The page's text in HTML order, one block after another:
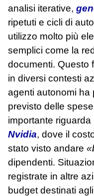
analisi iterative,
ripetuti e cicli di
utilizzo molto più
semplici come la
documenti. Questo
in diversi contesti
agenti autonomi ha
previsto delle
importante
Nvidia, dove il
stato visto andare
dipendenti.
registrate in altre
budget destinati